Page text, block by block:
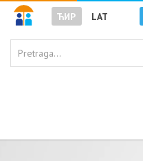
ЋИР LAT